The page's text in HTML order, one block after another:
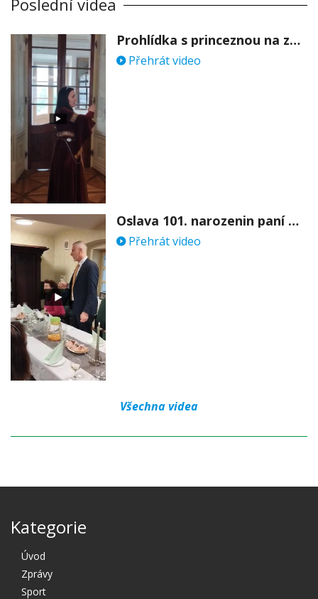
Poslední videa
Prohlídka s princeznou na zámku Stekník
Přehrát video
Oslava 101. narozenin paní Věry Skořepové
Přehrát video
Všechna videa
Kategorie
Úvod
Zprávy
Sport